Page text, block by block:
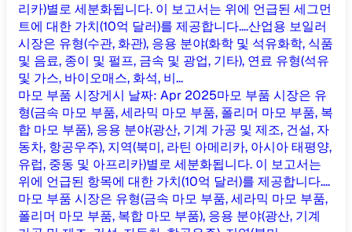
리카)별로 세분화됩니다. 이 보고서는 위에 언급된 세그먼
트에 대한 가치(10억 달러)를 제공합니다....산업용 보일러
시장은 유형(수관, 화관), 응용 분야(화학 및 석유화학, 식품
및 음료, 종이 및 펄프, 금속 및 광업, 기타), 연료 유형(석유
및 가스, 바이오매스, 화석, 비...
마모 부품 시장게시 날짜: Apr 2025마모 부품 시장은 유
형(금속 마모 부품, 세라믹 마모 부품, 폴리머 마모 부품, 복
합 마모 부품), 응용 분야(광산, 기계 가공 및 제조, 건설, 자
동차, 항공우주), 지역(북미, 라틴 아메리카, 아시아 태평양,
유럽, 중동 및 아프리카)별로 세분화됩니다. 이 보고서는
위에 언급된 항목에 대한 가치(10억 달러)를 제공합니다....
마모 부품 시장은 유형(금속 마모 부품, 세라믹 마모 부품,
폴리머 마모 부품, 복합 마모 부품), 응용 분야(광산, 기계